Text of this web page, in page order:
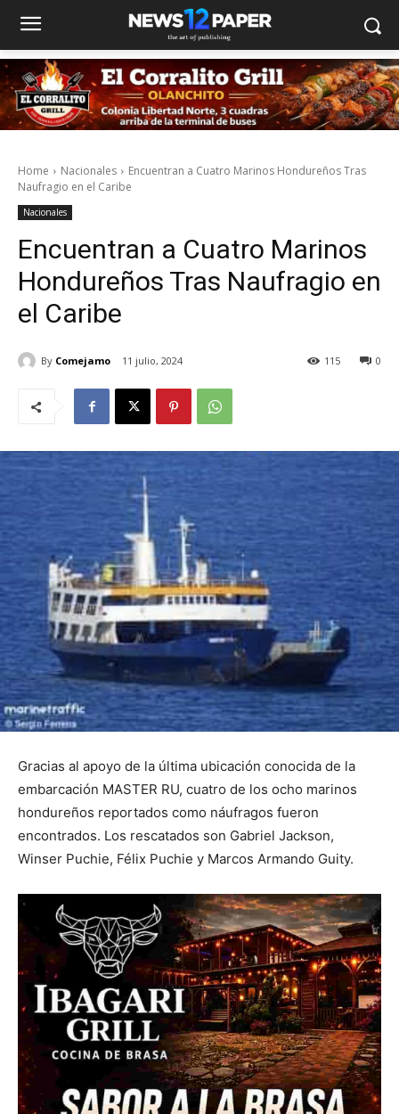
Home Nacionales
Encuentran a Cuatro Marinos Hondureños Tras
Naufragio en el Caribe
Nacionales
Encuentran a Cuatro Marinos
Hondureños Tras Naufragio en
el Caribe
By Comejamo 11 julio, 2024 0
115
Gracias al apoyo de la última ubicación conocida de la
embarcación MASTER RU, cuatro de los ocho marinos
hondureños reportados como náufragos fueron
encontrados. Los rescatados son Gabriel Jackson,
Winser Puchie, Félix Puchie y Marcos Armando Guity.